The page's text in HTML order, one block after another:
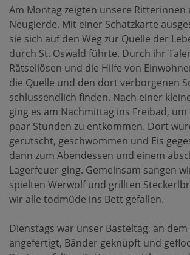
Am Montag zeigten unsere
Neugierde. Mit einer Schatzkarte
sie sich auf den Weg zur Quelle der
durch St. Oswald führte. Durch ihr
Rätsellösen und die Hilfe von
die Quelle und den dort verborgenen
schlussendlich finden. Nach einer
ging es am Nachmittag ins Freibad,
paar Stunden zu entkommen. Dort
gerutscht, geschwommen und Eis
dann zum Abendessen und einem
Lagerfeuer ging. Gemeinsam sangen
spielten Werwolf und grillten
wir alle todmüde ins Bett gefallen.
Dienstags war unser Basteltag, an
angefertigt, Bänder geknüpft und